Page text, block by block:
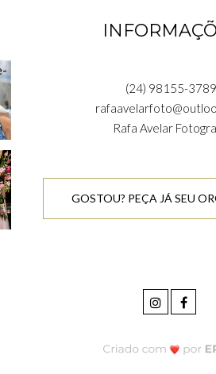
(24) 98155-3789
Rafa Avelar
GOSTOU? PEÇA JÁ SEU